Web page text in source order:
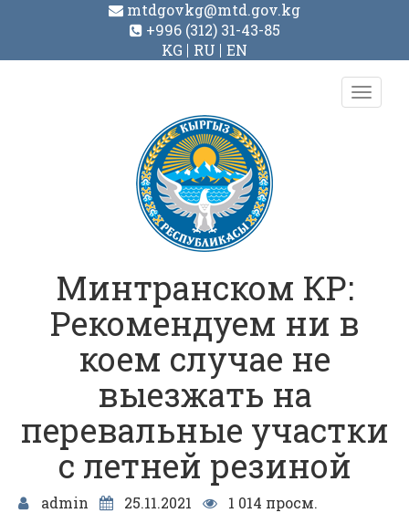
mtdgovkg@mtd.gov.kg
+996 (312) 31-43-85
KG
RU EN
Toggle
Минтранском КР:
Рекомендуем ни в
коем случае не
выезжать на
перевальные участки
с летней резиной
admin 25.11.2021
1 014 просм.